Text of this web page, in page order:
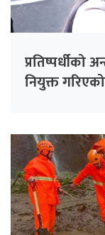
प्रतिष्पर्धीको
नियुक्त